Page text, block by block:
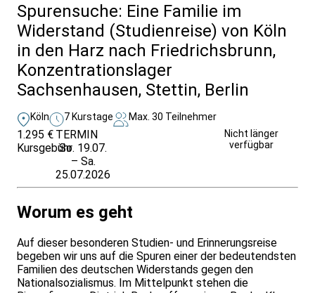
Spurensuche: Eine Familie im
Widerstand (Studienreise) von Köln
in den Harz nach Friedrichsbrunn,
Konzentrationslager
Sachsenhausen, Stettin, Berlin
Köln 7 Kurstage Max. 30 Teilnehmer
1.295 €
Kursgebühr
TERMIN
So. 19.07.
– Sa.
25.07.2026
Nicht länger
verfügbar
Worum es geht
Auf dieser besonderen Studien- und Erinnerungsreise
begeben wir uns auf die Spuren einer der bedeutendsten
Familien des deutschen Widerstands gegen den
Nationalsozialismus. Im Mittelpunkt stehen die